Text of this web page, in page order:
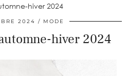
hiver 2024
2024 MODE
hiver 2024